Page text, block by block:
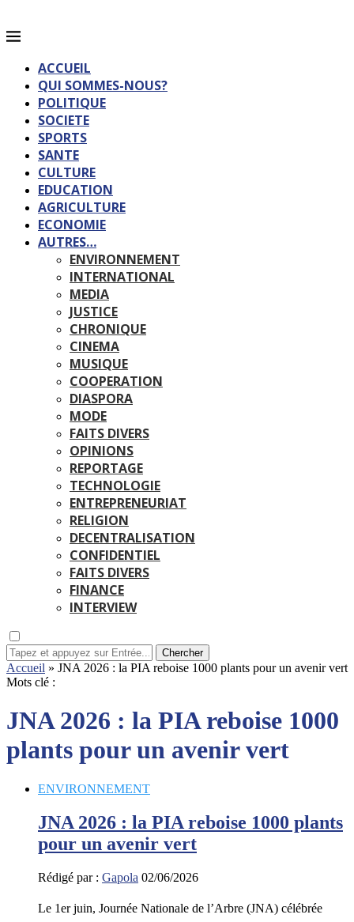
ACCUEIL
QUI SOMMES-NOUS?
POLITIQUE
SOCIETE
SPORTS
SANTE
CULTURE
EDUCATION
AGRICULTURE
ECONOMIE
AUTRES…
ENVIRONNEMENT
INTERNATIONAL
MEDIA
JUSTICE
CHRONIQUE
CINEMA
MUSIQUE
COOPERATION
DIASPORA
MODE
FAITS DIVERS
OPINIONS
REPORTAGE
TECHNOLOGIE
ENTREPRENEURIAT
RELIGION
DECENTRALISATION
CONFIDENTIEL
FAITS DIVERS
FINANCE
INTERVIEW
Chercher
Accueil » JNA 2026 : la PIA reboise 1000 plants pour un avenir vert
Mots clé :
JNA 2026 : la PIA reboise 1000
plants pour un avenir vert
ENVIRONNEMENT
JNA 2026 : la PIA reboise 1000 plants
pour un avenir vert
Rédigé par : Gapola 02/06/2026
Le 1er juin, Journée Nationale de l’Arbre (JNA) célébrée